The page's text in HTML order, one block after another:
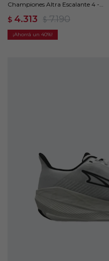
Championes Altra Escalante 4 -
$ 4.313 $ 7.190
40